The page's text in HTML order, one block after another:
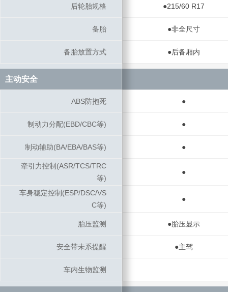
后轮胎规格 ●215/60 R17
备胎 ●非全尺寸
备胎放置方式 ●后备厢内
主动安全
ABS防抱死 ●
制动力分配(EBD/CBC等) ●
制动辅助(BA/EBA/BAS等) ●
牵引力控制(ASR/TCS/TRC
等)
●
车身稳定控制(ESP/DSC/VS
C等)
●
胎压监测 ●胎压显示
安全带未系提醒 ●主驾
车内生物监测
后轮胎规格
备胎
备胎放置方式
主动安全
ABS防抱死
制动力分配(EBD/CBC等)
制动辅助(BA/EBA/BAS等)
牵引力控制(ASR/TCS/TRC
等)
车身稳定控制(ESP/DSC/VS
C等)
胎压监测
安全带未系提醒
车内生物监测